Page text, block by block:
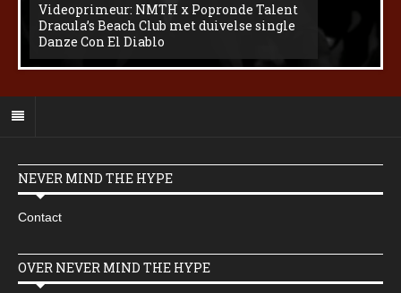
Videoprimeur: NMTH x Popronde Talent
Dracula’s Beach Club met duivelse single
Danze Con El Diablo
NEVER MIND THE HYPE
Contact
OVER NEVER MIND THE HYPE